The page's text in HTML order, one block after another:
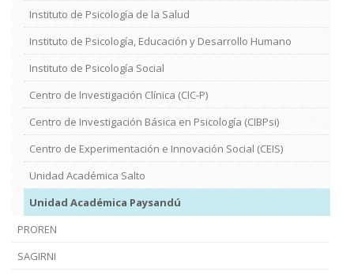
Instituto de Psicología de la Salud
Instituto de Psicología, Educación y Desarrollo Humano
Instituto de Psicología Social
Centro de Investigación Clínica (CIC-P)
Centro de Investigación Básica en Psicología (CIBPsi)
Centro de Experimentación e Innovación Social (CEIS)
Unidad Académica Salto
Unidad Académica Paysandú
PROREN
SAGIRNI